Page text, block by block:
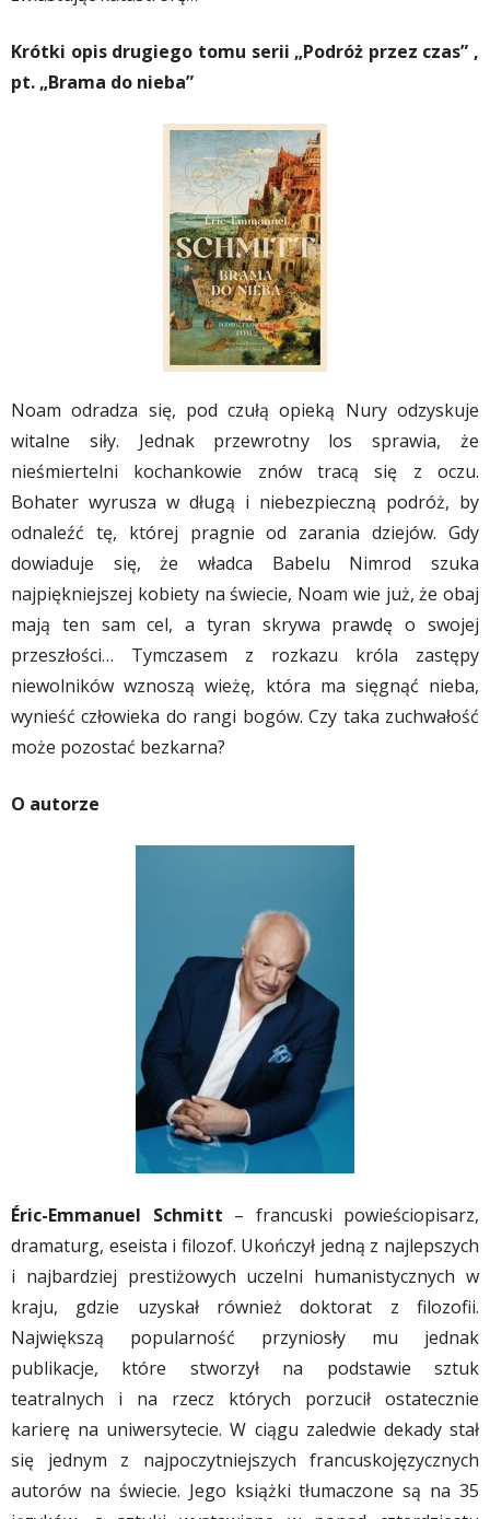
Krótki opis drugiego tomu serii „Podróż przez czas” ,
pt. „Brama do nieba”
Noam odradza się, pod czułą opieką Nury odzyskuje
witalne siły. Jednak przewrotny los sprawia, że
nieśmiertelni kochankowie znów tracą się z oczu.
Bohater wyrusza w długą i niebezpieczną podróż, by
odnaleźć tę, której pragnie od zarania dziejów. Gdy
dowiaduje się, że władca Babelu Nimrod szuka
najpiękniejszej kobiety na świecie, Noam wie już, że obaj
mają ten sam cel, a tyran skrywa prawdę o swojej
przeszłości… Tymczasem z rozkazu króla zastępy
niewolników wznoszą wieżę, która ma sięgnąć nieba,
wynieść człowieka do rangi bogów. Czy taka zuchwałość
może pozostać bezkarna?
O autorze
Éric-Emmanuel Schmitt – francuski powieściopisarz,
dramaturg, eseista i filozof. Ukończył jedną z najlepszych
i najbardziej prestiżowych uczelni humanistycznych w
kraju, gdzie uzyskał również doktorat z filozofii.
Największą popularność przyniosły mu jednak
publikacje, które stworzył na podstawie sztuk
teatralnych i na rzecz których porzucił ostatecznie
karierę na uniwersytecie. W ciągu zaledwie dekady stał
się jednym z najpoczytniejszych francuskojęzycznych
autorów na świecie. Jego książki tłumaczone są na 35